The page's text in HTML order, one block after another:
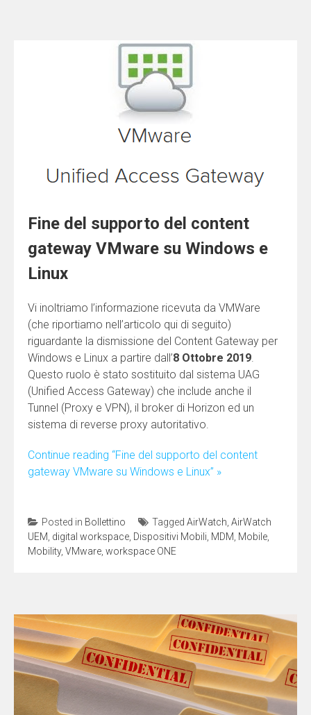
Fine del supporto del content
gateway VMware su Windows e
Linux
Vi inoltriamo l’informazione ricevuta da VMWare
(che riportiamo nell’articolo qui di seguito)
riguardante la dismissione del Content Gateway per
Windows e Linux a partire dall’8 Ottobre 2019.
Questo ruolo è stato sostituito dal sistema UAG
(Unified Access Gateway) che include anche il
Tunnel (Proxy e VPN), il broker di Horizon ed un
sistema di reverse proxy autoritativo.
Continue reading “Fine del supporto del content
gateway VMware su Windows e Linux” »
Posted in Bollettino Tagged AirWatch, AirWatch
UEM, digital workspace, Dispositivi Mobili, MDM, Mobile,
Mobility, VMware, workspace ONE